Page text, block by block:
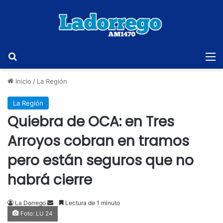
Inicio / La Región
La Región
Quiebra de OCA: en Tres
Arroyos cobran en tramos
pero están seguros que no
habrá cierre
La Dorrego
SendLectura de 1 minuto
Foto: LU 24